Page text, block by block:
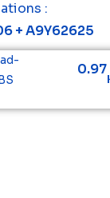
:
+ A9Y62625
0.97